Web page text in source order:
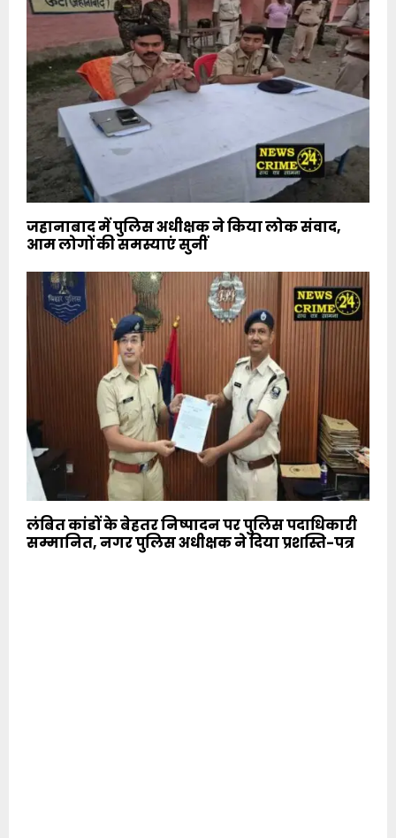
जहानाबाद में पुलिस अधीक्षक ने किया लोक संवाद,
आम लोगों की समस्याएं सुनीं
लंबित कांडों के बेहतर निष्पादन पर पुलिस पदाधिकारी
सम्मानित, नगर पुलिस अधीक्षक ने दिया प्रशस्ति-पत्र